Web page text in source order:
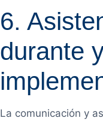
6.
durante
La comunicación y